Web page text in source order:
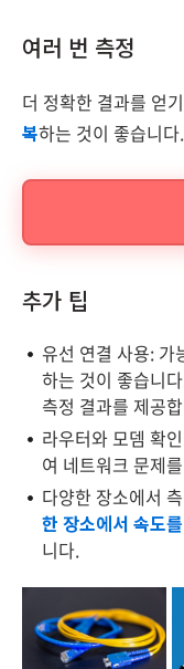
여러 번 측정
더 정확한 결과를 얻
복하는 것이 좋습니다.
추가 팁
유선 연결 사용: 가
하는 것이 좋습니
측정 결과를 제공
라우터와 모뎀 확
여 네트워크 문제
다양한 장소에서
한 장소에서 속도
니다.